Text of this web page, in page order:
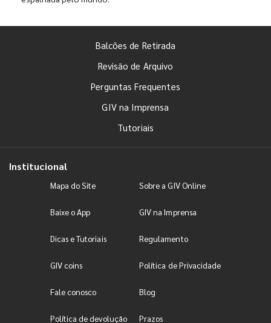
Balcões de Retirada
Revisão de Arquivo
Perguntas Frequentes
GIV na Imprensa
Tutoriais
Institucional
Mapa do Site Sobre a GIV Online
Baixe o App GIV na Imprensa
Dicas e Tutoriais Regulamento
GIV coins Política de Privacidade
Fale conosco Blog
Política de devolução Prazos